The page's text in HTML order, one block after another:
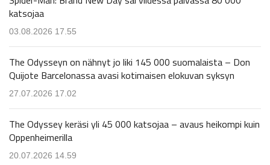
katsojaa
03.08.2026 17.55
The Odysseyn on nähnyt jo liki 145 000 suomalaista – Don
Quijote Barcelonassa avasi kotimaisen elokuvan syksyn
27.07.2026 17.02
The Odyssey keräsi yli 45 000 katsojaa – avaus heikompi kuin
Oppenheimerilla
20.07.2026 14.59